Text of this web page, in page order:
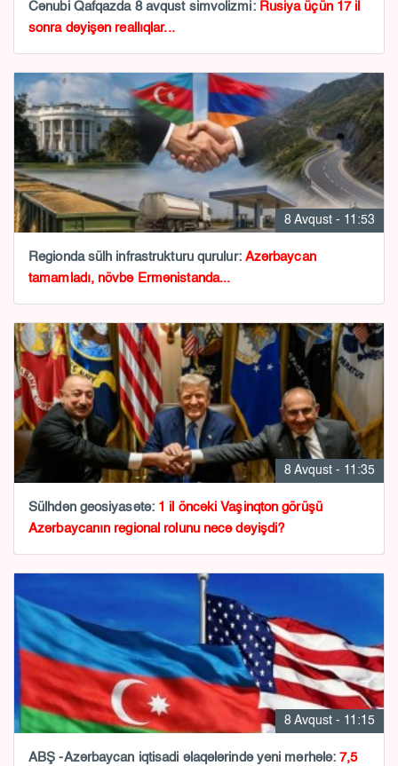
Cənubi Qafqazda 8 avqust simvolizmi: Rusiya üçün 17 il
sonra dəyişən reallıqlar...
8 Avqust - 11:53
Regionda sülh infrastrukturu qurulur: Azərbaycan
tamamladı, növbə Ermənistanda...
8 Avqust - 11:35
Sülhdən geosiyasətə: 1 il öncəki Vaşinqton görüşü
Azərbaycanın regional rolunu necə dəyişdi?
8 Avqust - 11:15
ABŞ -Azərbaycan iqtisadi əlaqələrində yeni mərhələ:7,5